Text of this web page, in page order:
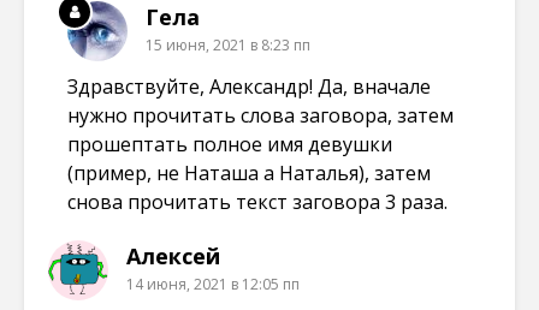
Гела
15 июня, 2021 в 8:23 пп
Здравствуйте, Александр! Да, вначале
нужно прочитать слова заговора, затем
прошептать полное имя девушки
(пример, не Наташа а Наталья), затем
снова прочитать текст заговора 3 раза.
Алексей
14 июня, 2021 в 12:05 пп